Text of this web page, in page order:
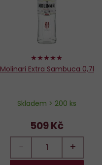
100%
Molinari Extra Sambuca 0,7l
Skladem > 200 ks
509 Kč
− +